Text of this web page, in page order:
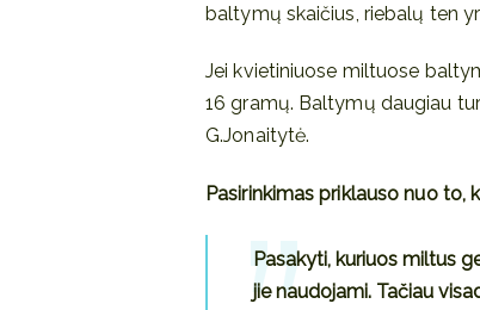
baltymų skaičius, riebalų ten
Jei kvietiniuose miltuose
16 gramų. Baltymų daugiau
G.Jonaitytė.
Pasirinkimas priklauso nuo to,
Pasakyti, kuriuos miltus
jie naudojami. Tačiau